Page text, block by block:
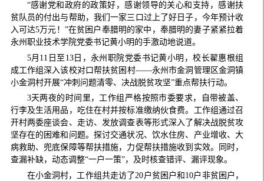
“感谢党和政府的政策好，感谢领导的关心和支持，感谢扶
贫队员的付出与帮助，我们一家三口过上了好日子，今年预计收
入可达5万元！”在贫困户奉腊明的家中，奉腊明的妻子紧紧拉着
永州职业技术学院党委书记黄小明的手激动地说道。
5月11日至13日，永州职院党委书记黄小明，校长翟惠根组
成工作组深入该校对口帮扶贫困村——永州市金洞管理区金洞镇
小金洞村开展“冲刺问题清零、决战脱贫攻坚”重点帮扶行动。
3天两夜的时间里，工作组严格按照市委要求，自带被盖、
行李及生活用品，吃住在村并按标准缴纳伙食费。工作组通过召
开村两委座谈会、走访、发放调查表等形式深入了解决战脱贫攻
坚存在的困难和问题。探讨交通状况、饮水住房、产业增收、大
病救助、兜底保障等帮扶措施，力促帮扶措施收到实效。同时，
查漏补缺，动态调整“一户一策”，及时核查错评、漏评现象。
在小金洞村，工作组共走访了20户贫困户和10户非贫困户，